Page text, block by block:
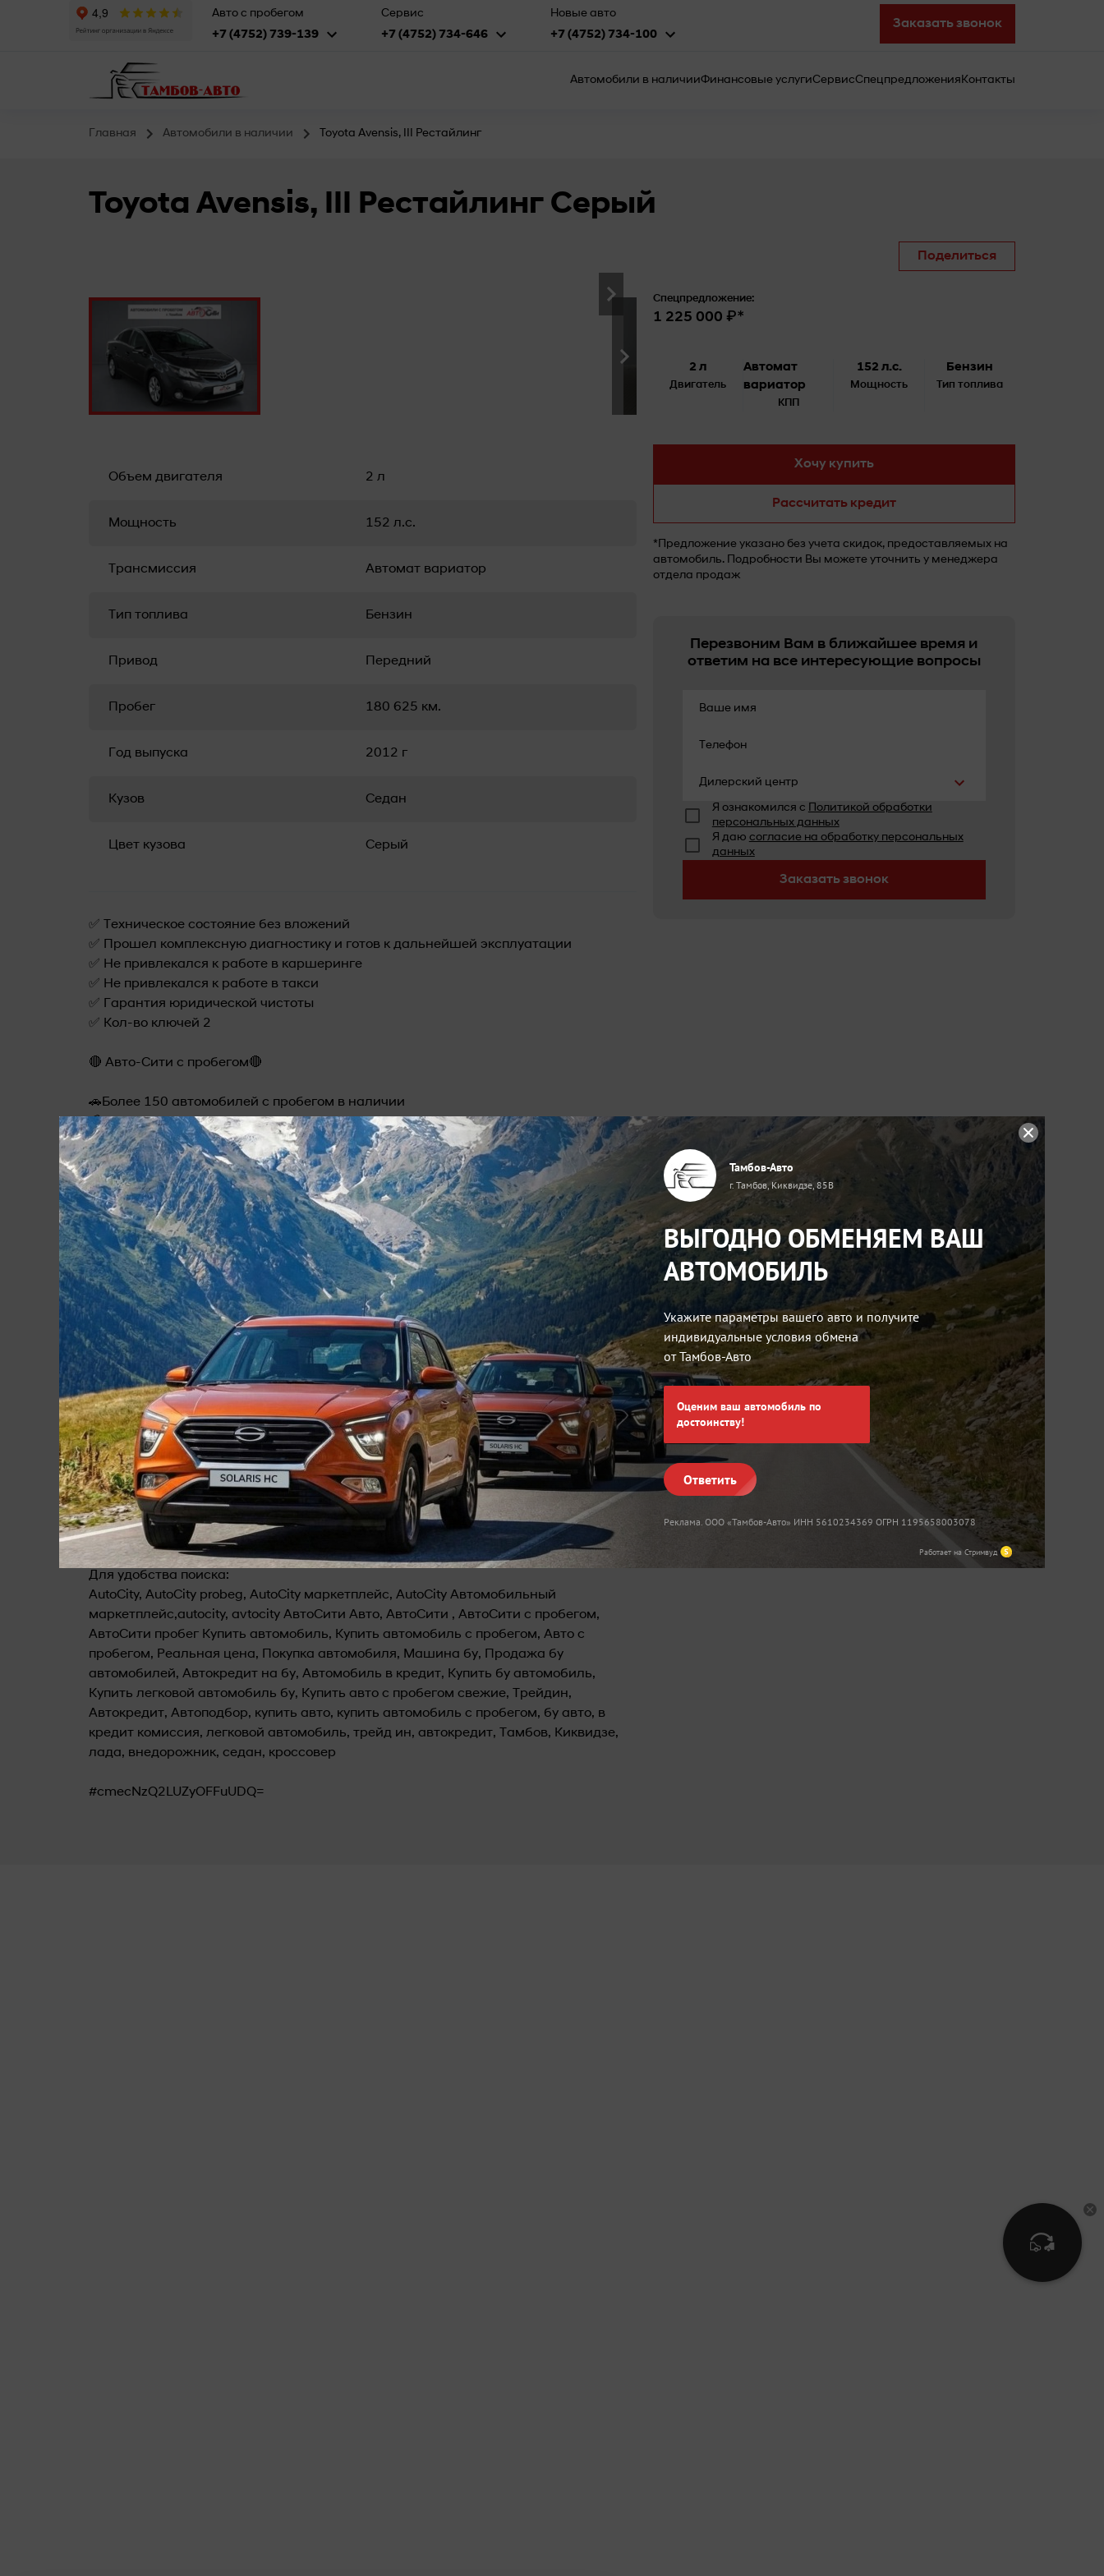
Авто с пробегом
+7 (4752) 739-139
Сервис
+7 (4752) 734-646
Новые авто
+7 (4752) 734-100
Заказать звонок
Автомобили в наличииФинансовые услугиСервисСпецпредложенияКонтакты
Главная Автомобили в наличии Toyota Avensis, III Рестайлинг
Toyota Avensis, III Рестайлинг Серый
Поделиться
Объем двигателя 2 л
Мощность 152 л.с.
Трансмиссия Автомат вариатор
Тип топлива Бензин
Привод Передний
Пробег 180 625 км.
Год выпуска 2012 г
Кузов Седан
Цвет кузова Серый
✅ Техническое состояние без вложений
✅ Прошел комплексную диагностику и готов к дальнейшей эксплуатации
✅ Не привлекался к работе в каршеринге
✅ Не привлекался к работе в такси
✅ Гарантия юридической чистоты
✅ Кол-во ключей 2
🔴 Авто-Сити с пробегом🔴
🚗Более 150 автомобилей с пробегом в наличии
💳 Выгодные условия кредитования
♻ Выгодный обмен Вашего автомобиля на выбранный автомобиль по программе
Trade-In
📃Гарантия юридической чистоты автомобиля
Воспользуйтесь скидкой при покупке в кредит или при обмене своего автомобиля.
В нашем автосалоне вы можете:
💰Приобрести автомобиль в кредит. Более 10 банков-партнеров на самых
выгодных условиях
♻Обмен Вашего автомобиля на выбранный в 🔴Авто-Сити 🔴, он может быть
зачтен в качестве первоначального взноса по кредиту или взноса за выбранный
автомобиль в Авто-Сити
⏰Оформление сделки в день обращения! Получаете автомобиль с полным
комплектом документов, становясь полноценным владельцем автомобиля.
💳 Вы можете оплатить автомобиль наличным или безналичным расчетом, а
также оплата QR-кодом.
🤝 Хотите купить надежный автомобиль с пробегом!? Тогда Вам в 🔴Авто-Сити🔴
⏰ Работаем ПН - СБ: с 08:00 до 20:00, ВС: с 08:00 до 18:00
📞 Звоните сейчас и обсудите Ваши условия приобретения данного автомобиля!
------------------------------------------------------------------------
Для удобства поиска:
AutoCity, AutoCity probeg, AutoCity маркетплейс, AutoCity Автомобильный
маркетплейс,autocity, avtocity АвтоСити Авто, АвтоСити , АвтоСити с пробегом,
АвтоСити пробег Купить автомобиль, Купить автомобиль с пробегом, Авто с
пробегом, Реальная цена, Покупка автомобиля, Машина бу, Продажа бу
автомобилей, Автокредит на бу, Автомобиль в кредит, Купить бу автомобиль,
Купить легковой автомобиль бу, Купить авто с пробегом свежие, Трейдин,
Автокредит, Автоподбор, купить авто, купить автомобиль с пробегом, бу авто, в
кредит комиссия, легковой автомобиль, трейд ин, автокредит, Тамбов, Киквидзе,
лада, внедорожник, седан, кроссовер
#cmecNzQ2LUZyOFFuUDQ=
Спецпредложение:
1 225 000 ₽*
2 л
Двигатель
Автомат
вариатор
КПП
152 л.с.
Мощность
Бензин
Тип топлива
Хочу купить
Рассчитать кредит
*Предложение указано без учета скидок, предоставляемых на
автомобиль. Подробности Вы можете уточнить у менеджера
отдела продаж
Перезвоним Вам в ближайшее время и
ответим на все интересующие вопросы
Ваше имя
Телефон
Дилерский центр
Я ознакомился с Политикой обработки
персональных данных
Я даю согласие на обработку персональных
данных
Заказать звонок
Тамбов-Авто
г. Тамбов, Киквидзе, 85В
ВЫГОДНО ОБМЕНЯЕМ ВАШ
АВТОМОБИЛЬ
Укажите параметры вашего авто и получите
индивидуальные условия обмена
от Тамбов-Авто
Оценим ваш автомобиль по
достоинству!
Ответить
Реклама. ООО «Тамбов-Авто» ИНН 5610234369 ОГРН 1195658003078
Работает на Стримвуд